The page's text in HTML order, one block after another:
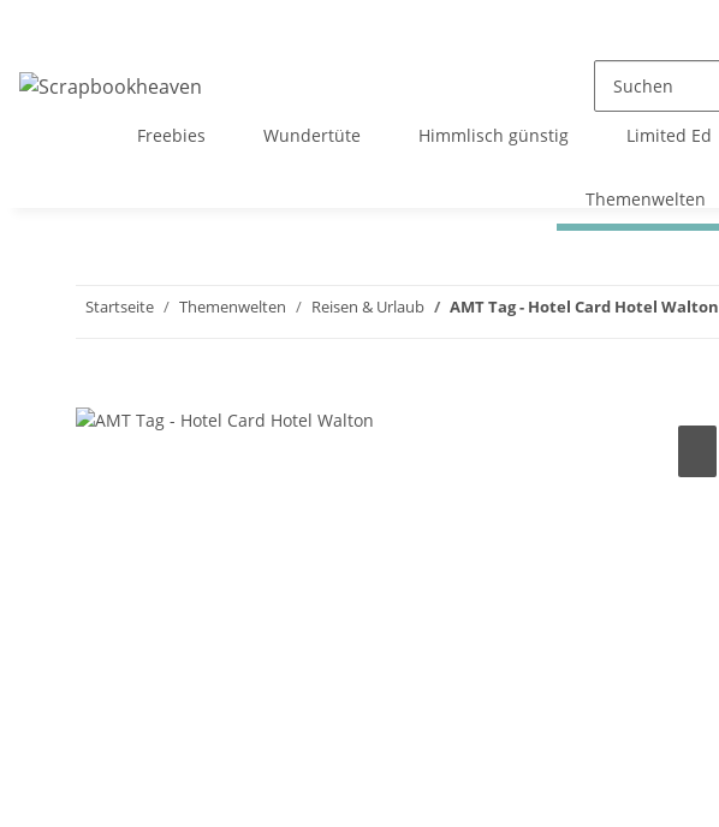
Freebies Wundertüte Himmlisch günstig Limited Ed
Themenwelten
Startseite Themenwelten Reisen & Urlaub AMT Tag - Hotel Card Hotel Walton